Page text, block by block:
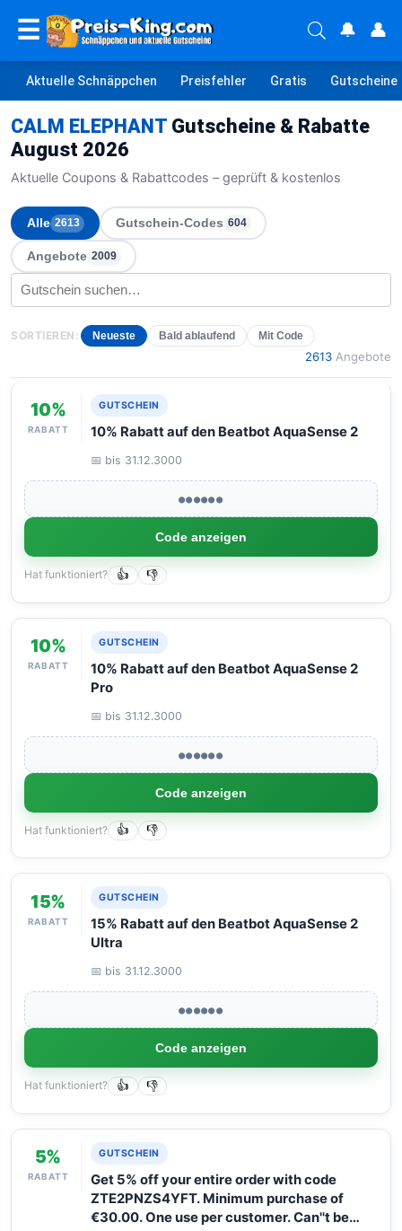
☰ 🔔 👤
Aktuelle Schnäppchen Preisfehler Gratis Gutscheine
CALM ELEPHANT Gutscheine & Rabatte
August 2026
Aktuelle Coupons & Rabattcodes – geprüft & kostenlos
Alle 2613 Gutschein-Codes 604
Angebote 2009
SORTIEREN: Neueste Bald ablaufend Mit Code
2613 Angebote
10%
RABATT
GUTSCHEIN
10% Rabatt auf den Beatbot AquaSense 2
📅 bis 31.12.3000
●●●●●●
Code anzeigen
Hat funktioniert? 👍 👎
10%
RABATT
GUTSCHEIN
10% Rabatt auf den Beatbot AquaSense 2
Pro
📅 bis 31.12.3000
●●●●●●
Code anzeigen
Hat funktioniert? 👍 👎
15%
RABATT
GUTSCHEIN
15% Rabatt auf den Beatbot AquaSense 2
Ultra
📅 bis 31.12.3000
●●●●●●
Code anzeigen
Hat funktioniert? 👍 👎
5%
RABATT
GUTSCHEIN
Get 5% off your entire order with code
ZTE2PNZS4YFT. Minimum purchase of
€30.00. One use per customer. Can''t be